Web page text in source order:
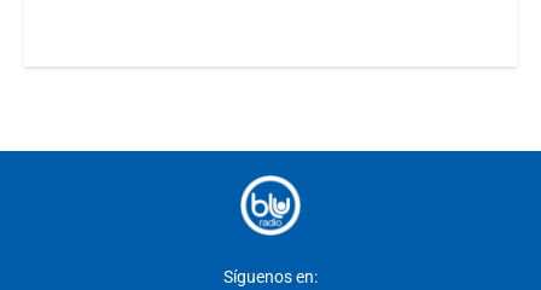
Síguenos en: